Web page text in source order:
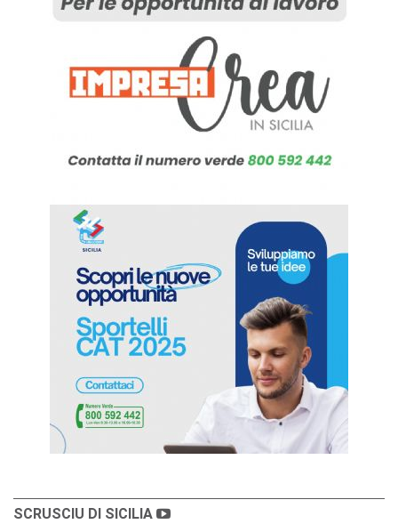
SCRUSCIU DI SICILIA